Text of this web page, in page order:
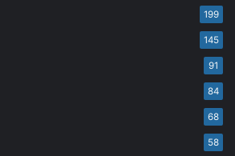
199
145
91
84
68
58